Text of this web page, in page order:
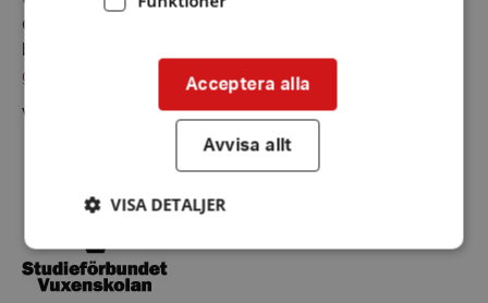
en lokal med hörslinga och vid behov kan skrivtolk
grupp här
Vi samarbetar med
Acceptera alla
Avvisa allt
VISA DETALJER
Strikt nödvändigt